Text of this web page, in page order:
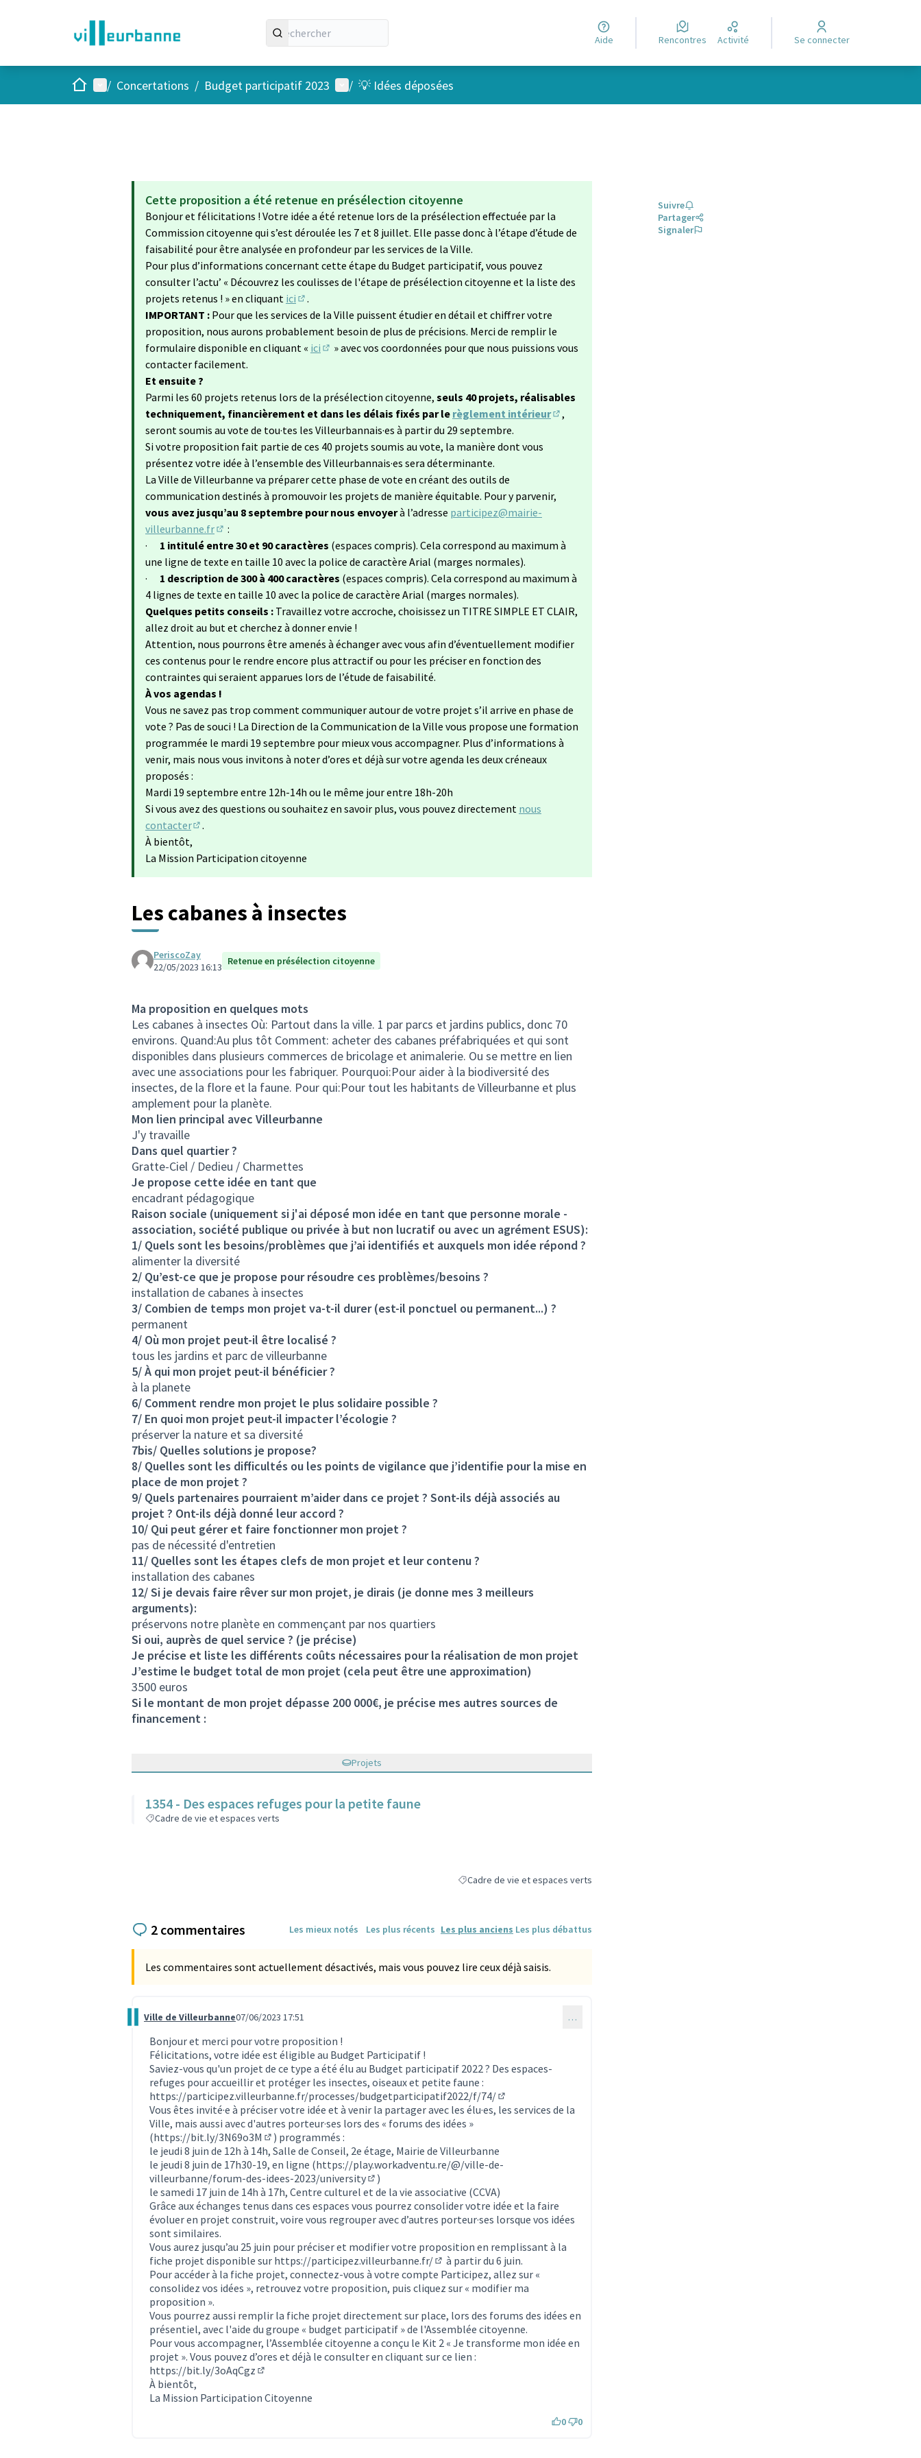
Aide Rencontres Activité Se connecter
AccueilMenu principal
/ Concertations / Budget participatif 2023 Menu utilisateur
/ 💡 Idées déposées
Cette proposition a été retenue en présélection citoyenne
Bonjour et félicitations ! Votre idée a été retenue lors de la présélection effectuée par la
Commission citoyenne qui s’est déroulée les 7 et 8 juillet. Elle passe donc à l’étape d’étude de
faisabilité pour être analysée en profondeur par les services de la Ville.
Pour plus d’informations concernant cette étape du Budget participatif, vous pouvez
consulter l’actu’ « Découvrez les coulisses de l'étape de présélection citoyenne et la liste des
projets retenus ! » en cliquant ici
(S'ouvre dans un nouvel onglet)
.
IMPORTANT : Pour que les services de la Ville puissent étudier en détail et chiffrer votre
proposition, nous aurons probablement besoin de plus de précisions. Merci de remplir le
formulaire disponible en cliquant « ici
» avec vos coordonnées pour que nous puissions vous
contacter facilement.
Et ensuite ?
Parmi les 60 projets retenus lors de la présélection citoyenne, seuls 40 projets, réalisables
techniquement, financièrement et dans les délais fixés par le règlement intérieur
,
seront soumis au vote de tou·tes les Villeurbannais·es à partir du 29 septembre.
Si votre proposition fait partie de ces 40 projets soumis au vote, la manière dont vous
présentez votre idée à l’ensemble des Villeurbannais·es sera déterminante.
La Ville de Villeurbanne va préparer cette phase de vote en créant des outils de
communication destinés à promouvoir les projets de manière équitable. Pour y parvenir,
vous avez jusqu’au 8 septembre pour nous envoyerà l’adresse participez@mairie-
villeurbanne.fr
(S'ouvre dans un nouvel onglet)
:
· 1 intitulé entre 30 et 90 caractères (espaces compris). Cela correspond au maximum à
une ligne de texte en taille 10 avec la police de caractère Arial (marges normales).
· 1 description de 300 à 400 caractères (espaces compris). Cela correspond au maximum à
4 lignes de texte en taille 10 avec la police de caractère Arial (marges normales).
Quelques petits conseils : Travaillez votre accroche, choisissez un TITRE SIMPLE ET CLAIR,
allez droit au but et cherchez à donner envie !
Attention, nous pourrons être amenés à échanger avec vous afin d’éventuellement modifier
ces contenus pour le rendre encore plus attractif ou pour les préciser en fonction des
contraintes qui seraient apparues lors de l’étude de faisabilité.
À vos agendas !
Vous ne savez pas trop comment communiquer autour de votre projet s’il arrive en phase de
vote ? Pas de souci ! La Direction de la Communication de la Ville vous propose une formation
programmée le mardi 19 septembre pour mieux vous accompagner. Plus d’informations à
venir, mais nous vous invitons à noter d’ores et déjà sur votre agenda les deux créneaux
proposés :
Mardi 19 septembre entre 12h-14h ou le même jour entre 18h-20h
Si vous avez des questions ou souhaitez en savoir plus, vous pouvez directement nous
contacter
.
À bientôt,
La Mission Participation citoyenne
Les cabanes à insectes
PeriscoZay
22/05/2023 16:13 Retenue en présélection citoyenne
Ma proposition en quelques mots
Les cabanes à insectes Où: Partout dans la ville. 1 par parcs et jardins publics, donc 70
environs. Quand:Au plus tôt Comment: acheter des cabanes préfabriquées et qui sont
disponibles dans plusieurs commerces de bricolage et animalerie. Ou se mettre en lien
avec une associations pour les fabriquer. Pourquoi:Pour aider à la biodiversité des
insectes, de la flore et la faune. Pour qui:Pour tout les habitants de Villeurbanne et plus
amplement pour la planète.
Mon lien principal avec Villeurbanne
J'y travaille
Dans quel quartier ?
Gratte-Ciel / Dedieu / Charmettes
Je propose cette idée en tant que
encadrant pédagogique
Raison sociale (uniquement si j'ai déposé mon idée en tant que personne morale -
association, société publique ou privée à but non lucratif ou avec un agrément ESUS):
1/ Quels sont les besoins/problèmes que j’ai identifiés et auxquels mon idée répond ?
alimenter la diversité
2/ Qu’est-ce que je propose pour résoudre ces problèmes/besoins ?
installation de cabanes à insectes
3/ Combien de temps mon projet va-t-il durer (est-il ponctuel ou permanent...) ?
permanent
4/ Où mon projet peut-il être localisé ?
tous les jardins et parc de villeurbanne
5/ À qui mon projet peut-il bénéficier ?
à la planete
6/ Comment rendre mon projet le plus solidaire possible ?
7/ En quoi mon projet peut-il impacter l’écologie ?
préserver la nature et sa diversité
7bis/ Quelles solutions je propose?
8/ Quelles sont les difficultés ou les points de vigilance que j’identifie pour la mise en
place de mon projet ?
9/ Quels partenaires pourraient m’aider dans ce projet ? Sont-ils déjà associés au
projet ? Ont-ils déjà donné leur accord ?
10/ Qui peut gérer et faire fonctionner mon projet ?
pas de nécessité d'entretien
11/ Quelles sont les étapes clefs de mon projet et leur contenu ?
installation des cabanes
12/ Si je devais faire rêver sur mon projet, je dirais (je donne mes 3 meilleurs
arguments):
préservons notre planète en commençant par nos quartiers
Si oui, auprès de quel service ? (je précise)
Je précise et liste les différents coûts nécessaires pour la réalisation de mon projet
J’estime le budget total de mon projet (cela peut être une approximation)
3500 euros
Si le montant de mon projet dépasse 200 000€, je précise mes autres sources de
financement :
Projets
1354 - Des espaces refuges pour la petite faune
Cadre de vie et espaces verts
Filtrer les résultats de la catégorie : Cadre de vie et espaces verts
Cadre de vie et espaces verts
Suivre
Partager
Signaler
2 commentaires Les mieux notés Les plus récents Les plus anciens Les plus débattus
Les commentaires sont actuellement désactivés, mais vous pouvez lire ceux déjà saisis.
Commentaire 2523
Ville de Villeurbanne07/06/2023 17:51 …
Bonjour et merci pour votre proposition !
Félicitations, votre idée est éligible au Budget Participatif !
Saviez-vous qu'un projet de ce type a été élu au Budget participatif 2022 ? Des espaces-
refuges pour accueillir et protéger les insectes, oiseaux et petite faune :
https://participez.villeurbanne.fr/processes/budgetparticipatif2022/f/74/
(S'ouvre dans un nouvel onglet)
Vous êtes invité·e à préciser votre idée et à venir la partager avec les élu·es, les services de la
Ville, mais aussi avec d'autres porteur·ses lors des « forums des idées »
(https://bit.ly/3N69o3M
(Lien externe)
) programmés :
le jeudi 8 juin de 12h à 14h, Salle de Conseil, 2e étage, Mairie de Villeurbanne
le jeudi 8 juin de 17h30-19, en ligne (https://play.workadventu.re/@/ville-de-
villeurbanne/forum-des-idees-2023/university
(Lien externe)
)
le samedi 17 juin de 14h à 17h, Centre culturel et de la vie associative (CCVA)
Grâce aux échanges tenus dans ces espaces vous pourrez consolider votre idée et la faire
évoluer en projet construit, voire vous regrouper avec d’autres porteur·ses lorsque vos idées
sont similaires.
Vous aurez jusqu’au 25 juin pour préciser et modifier votre proposition en remplissant à la
fiche projet disponible sur https://participez.villeurbanne.fr/
(S'ouvre dans un nouvel onglet)
à partir du 6 juin.
Pour accéder à la fiche projet, connectez-vous à votre compte Participez, allez sur «
consolidez vos idées », retrouvez votre proposition, puis cliquez sur « modifier ma
proposition ».
Vous pourrez aussi remplir la fiche projet directement sur place, lors des forums des idées en
présentiel, avec l'aide du groupe « budget participatif » de l'Assemblée citoyenne.
Pour vous accompagner, l’Assemblée citoyenne a conçu le Kit 2 « Je transforme mon idée en
projet ». Vous pouvez d’ores et déjà le consulter en cliquant sur ce lien :
https://bit.ly/3oAqCgz
À bientôt,
La Mission Participation Citoyenne
0 0